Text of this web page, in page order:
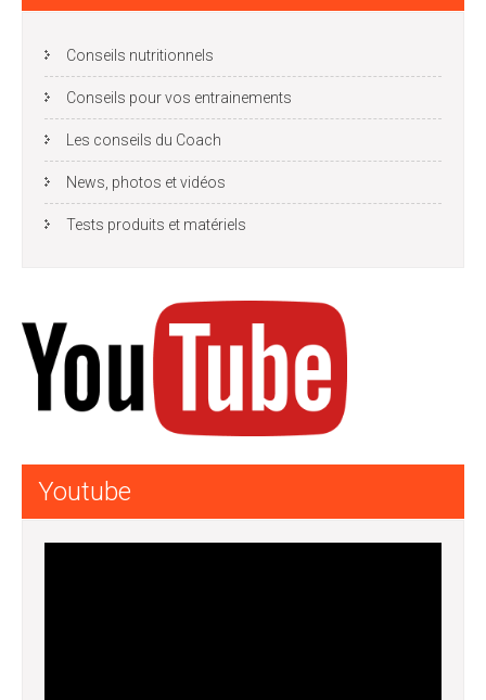
Conseils nutritionnels
Conseils pour vos entrainements
Les conseils du Coach
News, photos et vidéos
Tests produits et matériels
Youtube